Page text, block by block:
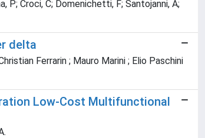
P; Croci, C; Domenichetti, F; Santojanni, A;
delta
Ferrarin ; Mauro Marini ; Elio Paschini
Low-Cost Multifunctional